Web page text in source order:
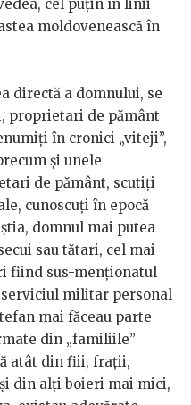
cel puţin în linii
moldovenească în
directă a domnului, se
proprietari de pământ
în cronici „viteji”,
şi unele
de pământ, scutiţi
cunoscuţi în epocă
domnul mai putea
sau tătari, cel mai
fiind sus-menţionatul
militar personal
mai făceau parte
din „familiile”
atât din fiii, fraţii,
din alţi boieri mai mici,